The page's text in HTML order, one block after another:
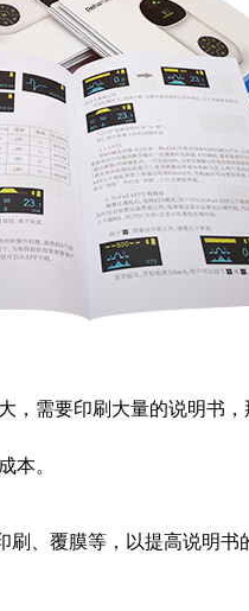
需要印刷大量的说明书
本。
、覆膜等，以提高说明